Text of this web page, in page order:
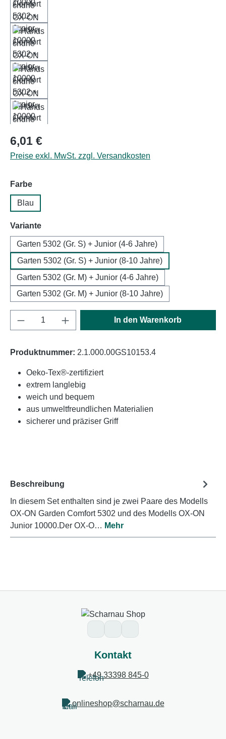
Regulärer Preis:
6,01 €
Preise exkl. MwSt. zzgl. Versandkosten
Farbeauswählen
Blau
Varianteauswählen
Garten 5302 (Gr. S) + Junior (4-6 Jahre)
Garten 5302 (Gr. S) + Junior (8-10 Jahre)
Garten 5302 (Gr. M) + Junior (4-6 Jahre)
Garten 5302 (Gr. M) + Junior (8-10 Jahre)
Produkt Anzahl: Gib den gewünschten
In den Warenkorb
Produktnummer: 2.1.000.00GS10153.4
Oeko-Tex®-zertifiziert
extrem langlebig
weich und bequem
aus umweltfreundlichen Materialien
sicherer und präziser Griff
Beschreibung
In diesem Set enthalten sind je zwei Paare des Modells
OX-ON Garden Comfort 5302 und des Modells OX-ON
Junior 10000.Der OX-O… Mehr
Kontakt
+49 33398 845-0
onlineshop@scharnau.de